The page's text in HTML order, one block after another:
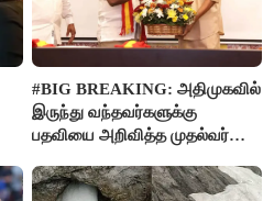
#BIG BREAKING: அதிமுகவில்
இருந்து வந்தவர்களுக்கு
பதவியை அறிவித்த முதல்வர்